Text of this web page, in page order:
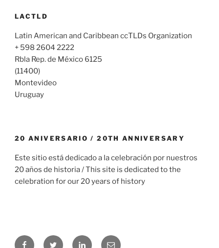
LACTLD
Latin American and Caribbean ccTLDs Organization
+ 598 2604 2222
Rbla Rep. de México 6125
(11400)
Montevideo
Uruguay
20 ANIVERSARIO / 20TH ANNIVERSARY
Este sitio está dedicado a la celebración por nuestros
20 años de historia / This site is dedicated to the
celebration for our 20 years of history
FacebookTwitter LinkedInEmail